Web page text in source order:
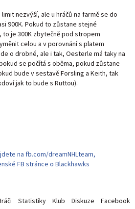
nezvýší, ale u hráčů na farmě se do
900K. Pokud to zůstane stejné
to je 300K zbytečně pod stropem
celou a v porovnání s platem
o drobné, ale i tak, Oesterle má taky na
se počítá s oběma, pokud zůstane
bude v sestavě Forsling a Keith, tak
jak to bude s Ruttou).
na fb.com/dreamNHLteam,
FB stránce o Blackhawks
Statistiky Klub Diskuze Facebook